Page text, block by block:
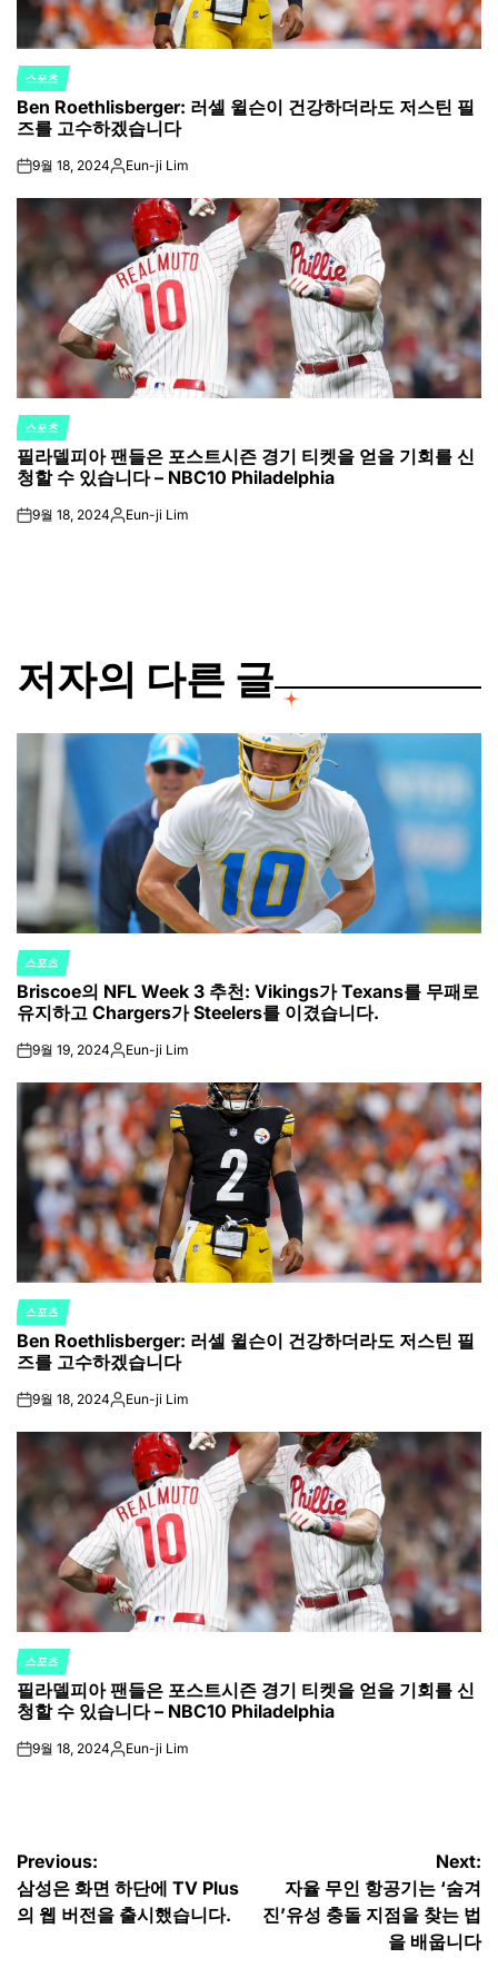
POSTED
IN
스포츠
Ben Roethlisberger: 러셀 윌슨이 건강하더라도 저스틴 필
즈를 고수하겠습니다
on9월 18, 2024Posted
Eun-ji Lim
POSTED
IN
스포츠
필라델피아 팬들은 포스트시즌 경기 티켓을 얻을 기회를 신
청할 수 있습니다 – NBC10 Philadelphia
on9월 18, 2024Posted
Eun-ji Lim
저자의 다른 글
POSTED
IN
스포츠
Briscoe의 NFL Week 3 추천: Vikings가 Texans를 무패로
유지하고 Chargers가 Steelers를 이겼습니다.
on9월 19, 2024Posted
Eun-ji Lim
POSTED
IN
스포츠
Ben Roethlisberger: 러셀 윌슨이 건강하더라도 저스틴 필
즈를 고수하겠습니다
on9월 18, 2024Posted
Eun-ji Lim
POSTED
IN
스포츠
필라델피아 팬들은 포스트시즌 경기 티켓을 얻을 기회를 신
청할 수 있습니다 – NBC10 Philadelphia
on9월 18, 2024Posted
Eun-ji Lim
글
탐
Previous:
삼성은 화면 하단에 TV Plus
의 웹 버전을 출시했습니다.
Next:
자율 무인 항공기는 ‘숨겨
진’유성 충돌 지점을 찾는 법
을 배웁니다